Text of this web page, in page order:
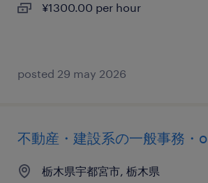
¥1300.00 per hour
posted 29 may 2026
不動産・建設系の一般事務・
栃木県宇都宮市, 栃木県